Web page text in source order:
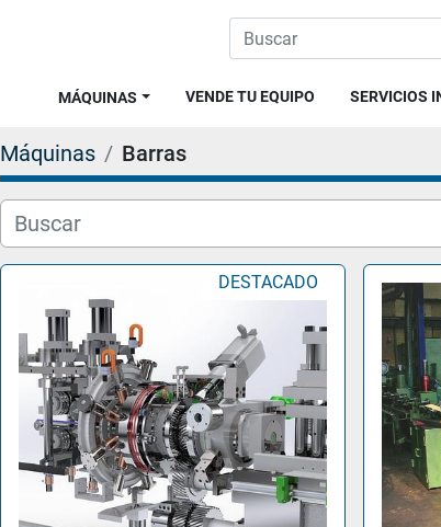
MÁQUINAS VENDE TU EQUIPO SERVICIOS
Máquinas Barras
DESTACADO